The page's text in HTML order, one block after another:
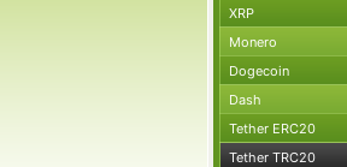
XRP
Monero
Dogecoin
Dash
Tether ERC20
Tether TRC20